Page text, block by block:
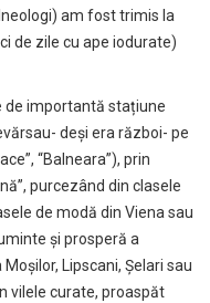
am fost trimis la
de zile cu ape iodurate)
de importantă stațiune
deși era război- pe
“Balneara”), prin
purcezând din clasele
de modă din Viena sau
și prosperă a
Lipscani, Șelari sau
vilele curate, proaspăt